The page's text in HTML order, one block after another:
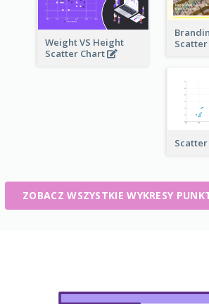
Weight VS Height
Scatter Chart
ZOBACZ WSZYSTKIE WYKRESY